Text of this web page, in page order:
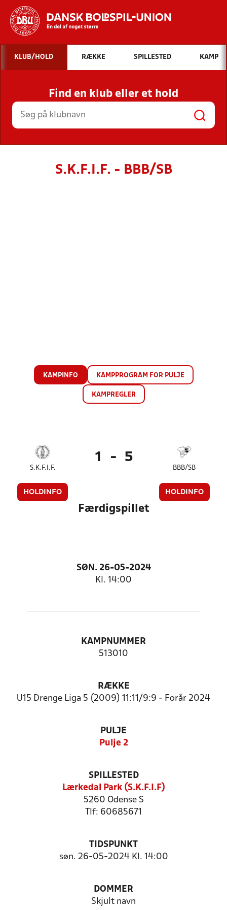
Hvad vil du søge efter?
INDHOLD OG NYHEDER
STILLINGER, RESULTATER, KLUBBER OG
HOLD
KLUB/HOLD RÆKKE SPILLESTED KAMP
Find en klub eller et hold
S.K.F.I.F. - BBB/SB
KAMPINFO KAMPPROGRAM FOR PULJE
KAMPREGLER
S.K.F.I.F.
HOLDINFO
1 - 5
BBB/SB
HOLDINFO
Færdigspillet
SØN. 26-05-2024
Kl. 14:00
KAMPNUMMER
513010
RÆKKE
U15 Drenge Liga 5 (2009) 11:11/9:9 - Forår 2024
PULJE
Pulje 2
SPILLESTED
Lærkedal Park (S.K.F.I.F)
5260 Odense S
Tlf: 60685671
TIDSPUNKT
søn. 26-05-2024 Kl. 14:00
DOMMER
Skjult navn